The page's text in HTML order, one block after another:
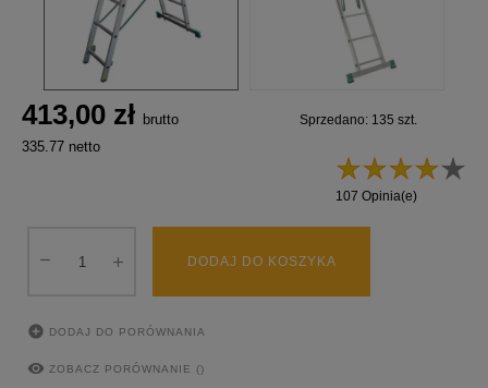
413,00 zł brutto
335.77 netto
Sprzedano: 135 szt.
107 Opinia(e)
DODAJ DO KOSZYKA
 DODAJ DO PORÓWNANIA
 ZOBACZ PORÓWNANIE ()